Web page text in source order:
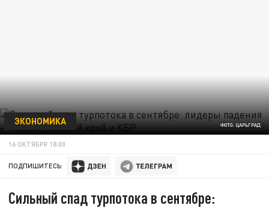
ФОТО: ЦАРЬГРАД
ЭКОНОМИКА
16 ОКТЯБРЯ 18:00
ПОДПИШИТЕСЬ:
Сильный спад турпотока в сентябре: